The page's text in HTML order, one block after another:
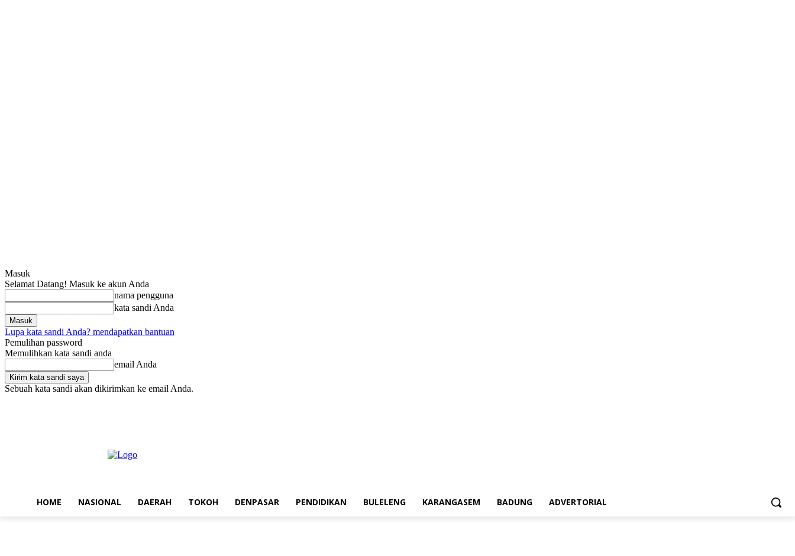
Masuk
Selamat Datang! Masuk ke akun Anda
nama pengguna
kata sandi Anda
Lupa kata sandi Anda? mendapatkan bantuan
Pemulihan password
Memulihkan kata sandi anda
email Anda
Sebuah kata sandi akan dikirimkan ke email Anda.
HOME NASIONAL DAERAH TOKOH DENPASAR PENDIDIKAN BULELENG KARANGASEM BADUNG ADVERTORIAL